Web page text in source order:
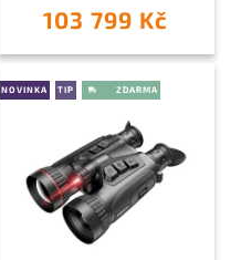
103 799 Kč
NOVINKA TIP